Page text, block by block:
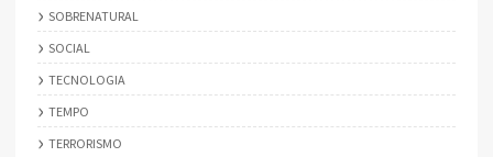
SOBRENATURAL
SOCIAL
TECNOLOGIA
TEMPO
TERRORISMO